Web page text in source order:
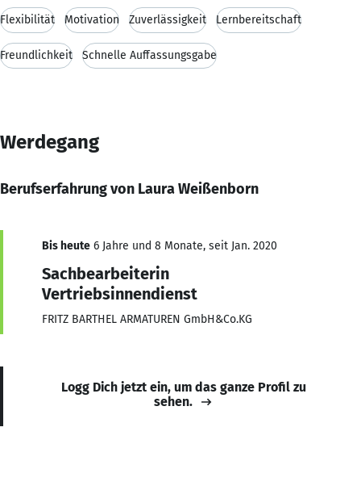
Flexibilität Motivation Zuverlässigkeit Lernbereitschaft
Freundlichkeit Schnelle Auffassungsgabe
Werdegang
Berufserfahrung von Laura Weißenborn
Bis heute 6 Jahre und 8 Monate, seit Jan. 2020
Sachbearbeiterin
Vertriebsinnendienst
FRITZ BARTHEL ARMATUREN GmbH&Co.KG
Logg Dich jetzt ein, um das ganze Profil zu
sehen.